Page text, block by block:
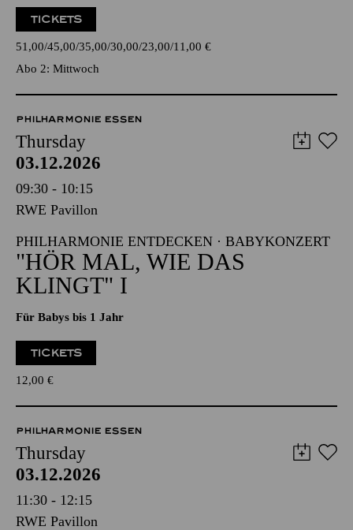
TICKETS
51,00 45,00 35,00 30,00 23,00 11,00 €
Abo 2: Mittwoch
PHILHARMONIE ESSEN
Thursday
03.12.2026
09:30 - 10:15
RWE Pavillon
PHILHARMONIE ENTDECKEN · BABYKONZERT
"HÖR MAL, WIE DAS
KLINGT" I
Für Babys bis 1 Jahr
TICKETS
12,00 €
PHILHARMONIE ESSEN
Thursday
03.12.2026
11:30 - 12:15
RWE Pavillon